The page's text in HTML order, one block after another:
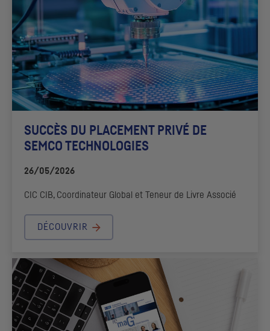
SUCCÈS DU PLACEMENT PRIVÉ DE
SEMCO TECHNOLOGIES
26/05/2026
CIC CIB, Coordinateur Global et Teneur de Livre Associé
DÉCOUVRIR